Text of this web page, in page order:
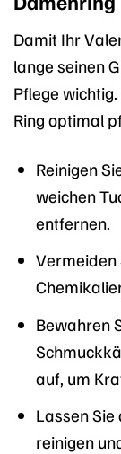
Damit Ihr
lange seinen
Pflege
Ring optimal
Reinigen
weichen
entfernen.
Vermeiden
Bewahren
auf, um
Lassen
reinigen